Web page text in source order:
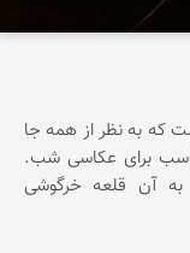
که به نظر از همه جا
برای عکاسی شب.
به آن قلعه خرگوشی